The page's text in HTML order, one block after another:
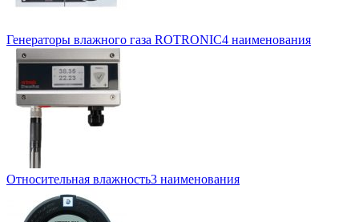
Генераторы влажного газа ROTRONIC4 наименования
Относительная влажность3 наименования